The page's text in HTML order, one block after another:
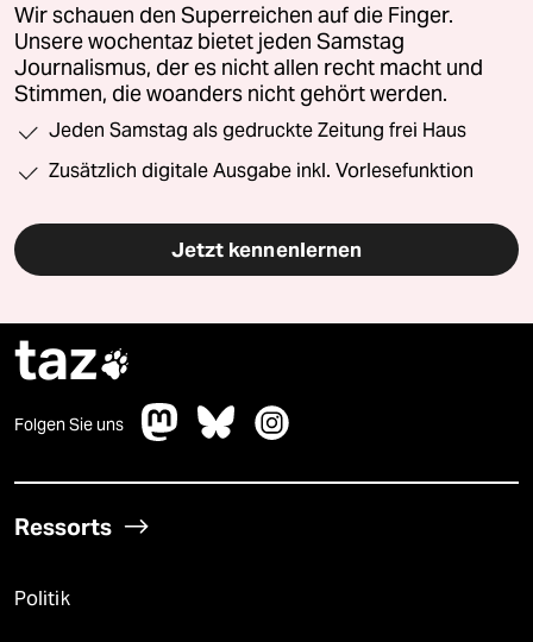
Wir schauen den Superreichen auf die Finger.
Unsere wochentaz bietet jeden Samstag
Journalismus, der es nicht allen recht macht und
Stimmen, die woanders nicht gehört werden.
Jeden Samstag als gedruckte Zeitung frei Haus
Zusätzlich digitale Ausgabe inkl. Vorlesefunktion
Jetzt kennenlernen
taz
Folgen Sie uns
Ressorts
Politik